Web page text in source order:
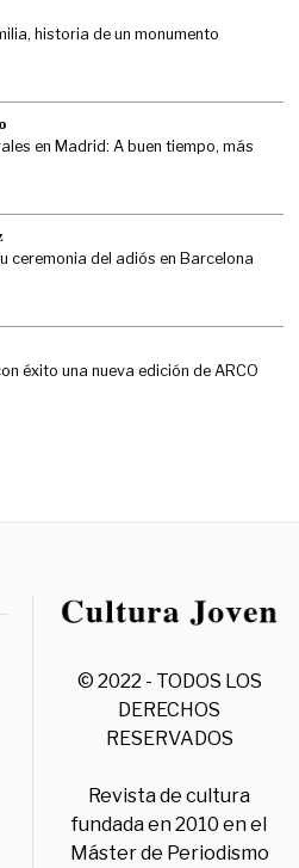
historia de un monumento
en Madrid: A buen tiempo, más
ceremonia del adiós en Barcelona
éxito una nueva edición de ARCO
© 2022 - TODOS LOS
DERECHOS
RESERVADOS
Revista de cultura
fundada en 2010 en el
Máster de Periodismo